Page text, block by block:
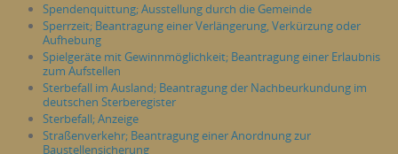
Spendenquittung; Ausstellung durch die Gemeinde
Sperrzeit; Beantragung einer Verlängerung, Verkürzung oder
Aufhebung
Spielgeräte mit Gewinnmöglichkeit; Beantragung einer Erlaubnis
zum Aufstellen
Sterbefall im Ausland; Beantragung der Nachbeurkundung im
deutschen Sterberegister
Sterbefall; Anzeige
Straßenverkehr; Beantragung einer Anordnung zur
Baustellensicherung